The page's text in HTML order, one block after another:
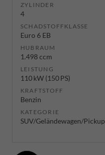
ZYLINDER
4
SCHADSTOFFKLASSE
Euro 6 EB
HUBRAUM
1.498 ccm
LEISTUNG
110 kW (150 PS)
KRAFTSTOFF
Benzin
KATEGORIE
SUV/Geländewagen/Pickup